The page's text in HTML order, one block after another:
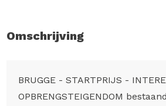
Omschrijving
BRUGGE - STARTPRIJS -
OPBRENGSTEIGENDOM